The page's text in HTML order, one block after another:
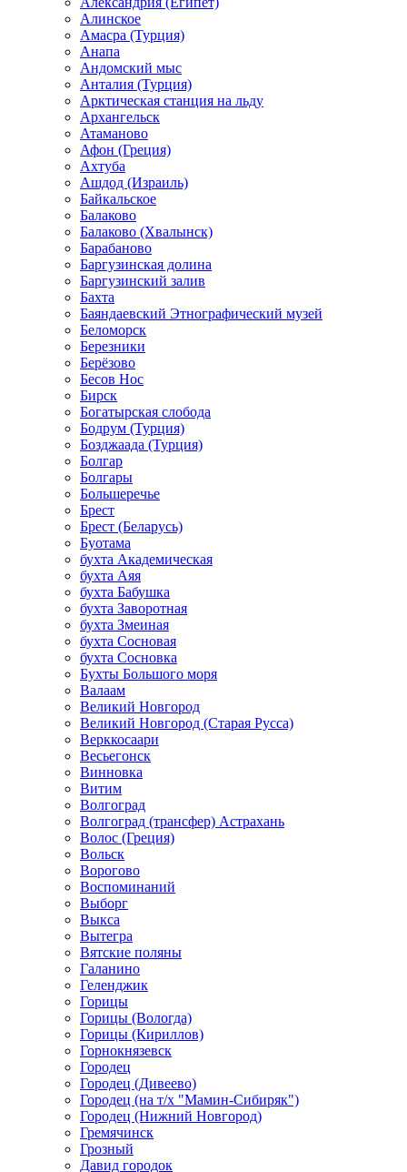
Алинское
Амасра (Турция)
Анапа
Андомский мыс
Анталия (Турция)
Арктическая станция на льду
Архангельск
Атаманово
Афон (Греция)
Ахтуба
Ашдод (Израиль)
Байкальское
Балаково
Балаково (Хвалынск)
Барабаново
Баргузинская долина
Баргузинский залив
Бахта
Баяндаевский Этнографический музей
Беломорск
Березники
Берёзово
Бесов Нос
Бирск
Богатырская слобода
Бодрум (Турция)
Бозджаада (Турция)
Болгар
Болгары
Большеречье
Брест
Брест (Беларусь)
Буотама
бухта Академическая
бухта Аяя
бухта Бабушка
бухта Заворотная
бухта Змеиная
бухта Сосновая
бухта Сосновка
Бухты Большого моря
Валаам
Великий Новгород
Великий Новгород (Старая Русса)
Верккосаари
Весьегонск
Винновка
Витим
Волгоград
Волгоград (трансфер) Астрахань
Волос (Греция)
Вольск
Ворогово
Воспоминаний
Выборг
Выкса
Вытегра
Вятские поляны
Галанино
Геленджик
Горицы
Горицы (Вологда)
Горицы (Кириллов)
Горнокнязевск
Городец
Городец (Дивеево)
Городец (на т/х "Мамин-Сибиряк")
Городец (Нижний Новгород)
Гремячинск
Грозный
Давид городок